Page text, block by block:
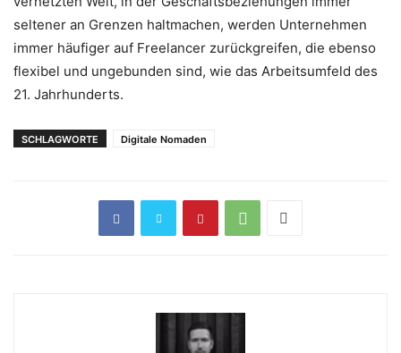
seltener an Grenzen haltmachen, werden Unternehmen
immer häufiger auf Freelancer zurückgreifen, die ebenso
flexibel und ungebunden sind, wie das Arbeitsumfeld des
21. Jahrhunderts.
SCHLAGWORTE Digitale Nomaden